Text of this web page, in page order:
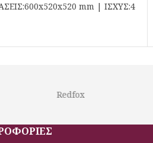
mm | ΙΣΧΥΣ:4